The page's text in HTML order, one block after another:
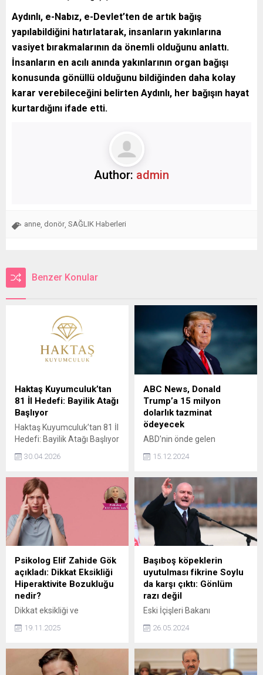
Aydınlı, e-Nabız, e-Devlet’ten de artık bağış
yapılabildiğini hatırlatarak, insanların yakınlarına
vasiyet bırakmalarının da önemli olduğunu anlattı.
İnsanların en acılı anında yakınlarının organ bağışı
konusunda gönüllü olduğunu bildiğinden daha kolay
karar verebileceğini belirten Aydınlı, her bağışın hayat
kurtardığını ifade etti.
Author: admin
anne, donör, SAĞLIK Haberleri
Benzer Konular
Haktaş Kuyumculuk’tan
81 İl Hedefi: Bayilik Atağı
Başlıyor
Haktaş Kuyumculuk’tan 81 İl
Hedefi: Bayilik Atağı Başlıyor
sektöründe dikkat çeken bir
geldi. Haktaş Kuyumculuk,
hem kendi mağaza
yatırımları hem de bayilik
sistemiyle Türkiye’nin 81
ilinde faaliyet göstermeyi
hedeflediğini duyurdu.
Altının toptancısı olarak
sektörde dikkat çeken
marka, bu iddialı planıyla
yeni bir yatırım dalgasının
30.04.2026
ABC News, Donald
Trump’a 15 milyon
dolarlık tazminat
ödeyecek
ABD'nin önde gelen
Donald Trump'a yönelik
milyon dolarlık tazminat
ödemeyi kabul etti.
15.12.2024
Psikolog Elif Zahide Gök
açıkladı: Dikkat Eksikliği
Hiperaktivite Bozukluğu
nedir?
Dikkat eksikliği ve
hiperaktivite bozukluğu
teşhisleri dünya çapında
DEHB’nin nedenlerini merak
ediyor. Psikolog Elif Zahide
19.11.2025
Başıboş köpeklerin
uyutulması fikrine Soylu
da karşı çıktı: Gönlüm
razı değil
Eski İçişleri Bakanı
Süleyman Soylu
sokaklardaki başıboş
karşı çıktı. Soylu
açıklamasında "Avrupa'nın
26.05.2024